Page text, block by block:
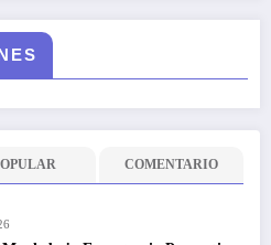
COMENTARIO